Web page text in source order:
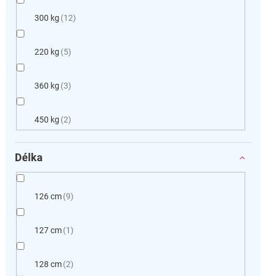
300 kg 12
220 kg 5
360 kg 3
450 kg 2
Délka
126 cm 9
127 cm 1
128 cm 2